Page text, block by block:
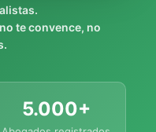
te convence, no
5.000+